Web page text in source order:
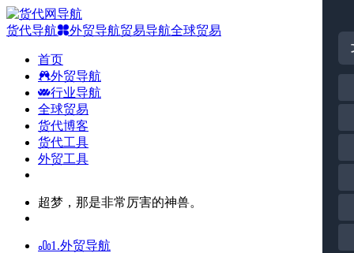
货代导航 外贸导航贸易导航全球贸易
首页
外贸导航
行业导航
全球贸易
货代博客
货代工具
外贸工具
超梦，那是非常厉害的神兽。
1.外贸导航